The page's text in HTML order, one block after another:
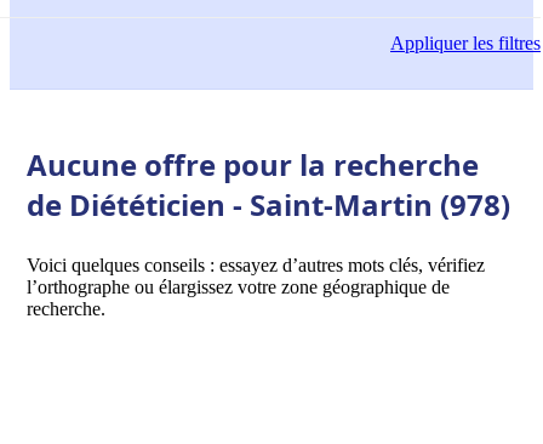
Appliquerles filtres
Aucune offre pour la recherche
de Diététicien - Saint-Martin (978)
Voici quelques conseils : essayez d’autres mots clés, vérifiez
l’orthographe ou élargissez votre zone géographique de
recherche.